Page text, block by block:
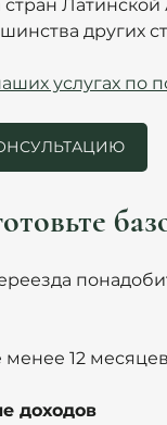
стран
других
услугах по
12
доходов